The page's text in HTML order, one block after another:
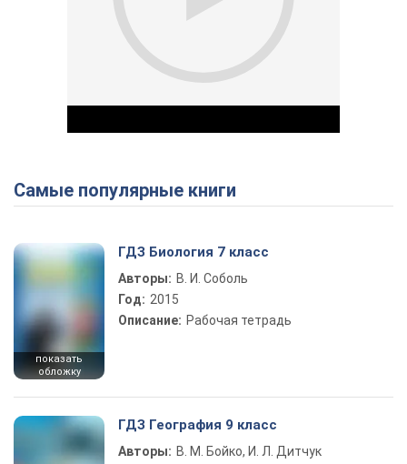
Play Video
Самые популярные книги
показать
обложку
ГДЗ Биология 7 класс
Авторы: В. И. Соболь
Год: 2015
Описание: Рабочая тетрадь
ГДЗ География 9 класс
Авторы: В. М. Бойко, И. Л. Дитчук